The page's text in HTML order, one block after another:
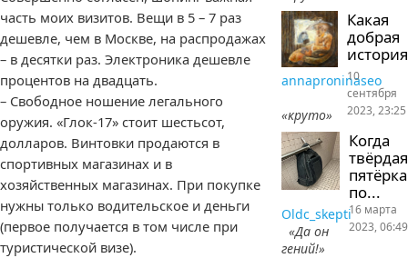
часть моих визитов. Вещи в 5 – 7 раз
дешевле, чем в Москве, на распродажах
– в десятки раз. Электроника дешевле
процентов на двадцать.
– Свободное ношение легального
оружия. «Глок-17» стоит шестьсот,
долларов. Винтовки продаются в
спортивных магазинах и в
хозяйственных магазинах. При покупке
нужны только водительское и деньги
(первое получается в том числе при
туристической визе).
Какая
добрая
история
annaproninaseo
«круто»
10
сентября
2023, 23:25
Когда
твёрдая
пятёрка
по...
Oldc_skepti
«Да он
гений!»
16 марта
2023, 06:49